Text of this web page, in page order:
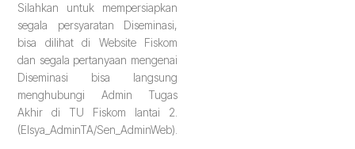
Silahkan untuk mempersiapkan
segala persyaratan Diseminasi,
bisa dilihat di Website Fiskom
dan segala pertanyaan mengenai
Diseminasi bisa langsung
menghubungi Admin Tugas
Akhir di TU Fiskom lantai 2.
(Elsya_AdminTA/Sen_AdminWeb).